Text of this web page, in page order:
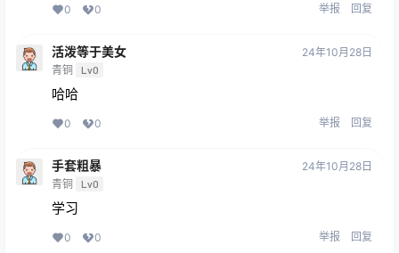
0 0 举报 回复
活泼等于美女
青铜 Lv0
24年10月28日
哈哈
0 0 举报 回复
手套粗暴
青铜 Lv0
24年10月28日
学习
0 0 举报 回复